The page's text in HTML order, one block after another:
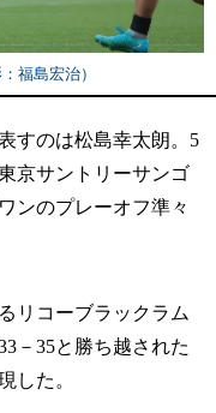
福島宏治）
すのは松島幸太朗。5
京サントリーサンゴ
ンのプレーオフ準々
リコーブラックラム
－35と勝ち越された
した。